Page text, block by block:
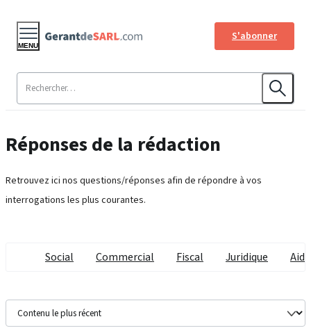
S'abonner
MENU
Réponses de la rédaction
Retrouvez ici nos questions/réponses afin de répondre à vos
interrogations les plus courantes.
Social Commercial Fiscal Juridique